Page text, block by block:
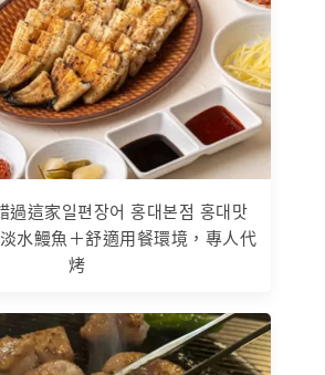
過這家일편장어 홍대본점 홍대맛
水鰻魚＋舒適用餐環境，專人代
烤